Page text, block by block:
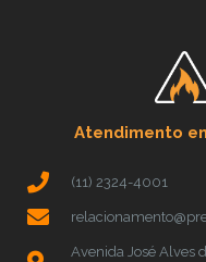
Atendimento
(11) 2324-4001
Avenida José Alves